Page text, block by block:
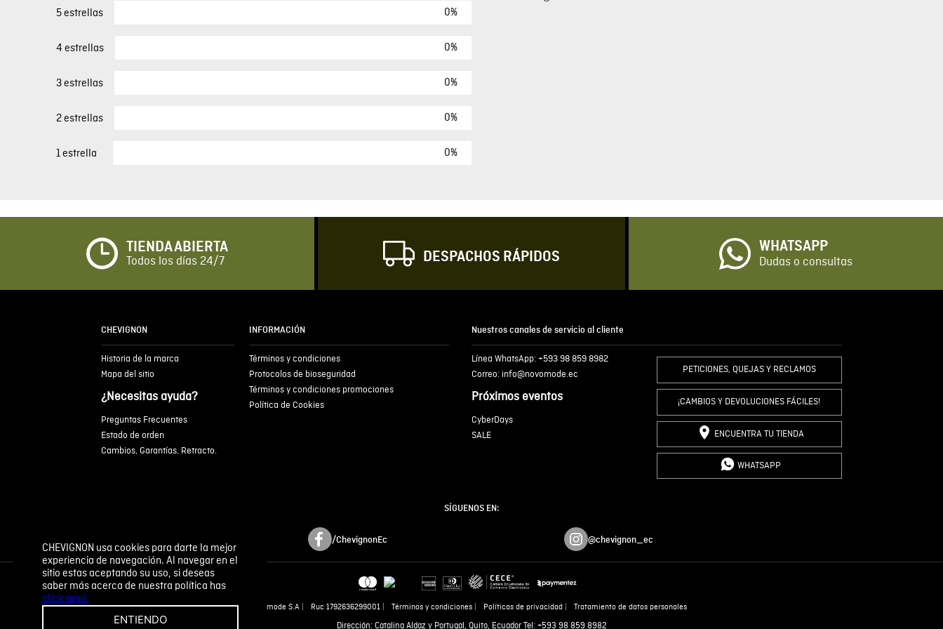
CHEVIGNON usa cookies para darte la mejor
experiencia de navegación. Al navegar en el
sitio estas aceptando su uso, si deseas
saber más acerca de nuestra política has
click aquí.
ENTIENDO
5 estrellas 0%
4 estrellas 0%
3 estrellas 0%
2 estrellas 0%
1 estrella 0%
Escribir comentario
ENVIAR COMENTARIO
TIENDA ABIERTA
Todos los días 24/7 DESPACHOS RÁPIDOS
WHATSAPP
Dudas o consultas
CHEVIGNON
Historia de la marca
Mapa del sitio
¿Necesitas ayuda?
Preguntas Frecuentes
Estado de orden
Cambios, Garantías, Retracto.
INFORMACIÓN
Términos y condiciones
Protocolos de bioseguridad
Términos y condiciones promociones
Política de Cookies
Nuestros canales de servicio al cliente
Línea WhatsApp: +593 98 859 8982
Correo: info@novomode.ec
Próximos eventos
CyberDays
SALE
PETICIONES, QUEJAS Y RECLAMOS
¡CAMBIOS Y DEVOLUCIONES FÁCILES!
ENCUENTRA TU TIENDA
WHATSAPP
SÍGUENOS EN:
/ChevignonEc @chevignon_ec
Novomode S.A Ruc 1792636299001 Términos y condiciones Políticas de privacidad Tratamiento de datos personales
Dirección: Catalina Aldaz y Portugal, Quito, Ecuador Tel: +593 98 859 8982